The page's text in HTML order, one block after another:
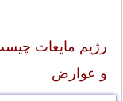
رژیم مایعات
و عوارض